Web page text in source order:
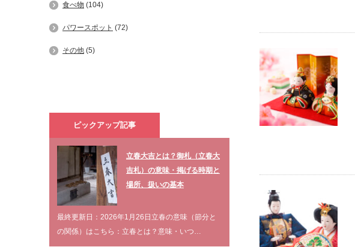
食べ物 (104)
パワースポット (72)
その他 (5)
ピックアップ記事
立春大吉とは？御札（立春大
吉札）の意味・掲げる時期と
場所、扱いの基本
最終更新日：2026年1月26日立春の意味（節分と
の関係）はこちら：立春とは？意味・いつ…